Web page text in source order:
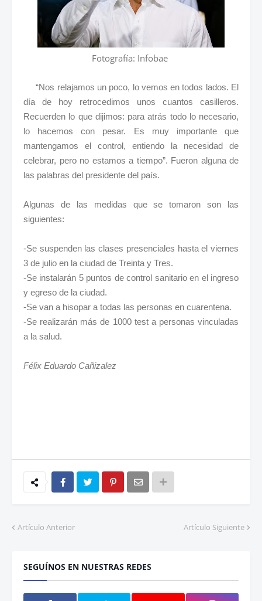
Fotografía: Infobae
“Nos relajamos un poco, lo vemos en todos lados. El
día de hoy retrocedimos unos cuantos casilleros.
Recuerden lo que dijimos: para atrás todo lo necesario,
lo hacemos con pesar. Es muy importante que
mantengamos el control, entiendo la necesidad de
celebrar, pero no estamos a tiempo”. Fueron alguna de
las palabras del presidente del país.
Algunas de las medidas que se tomaron son las
siguientes:
-Se suspenden las clases presenciales hasta el viernes
3 de julio en la ciudad de Treinta y Tres.
-Se instalarán 5 puntos de control sanitario en el ingreso
y egreso de la ciudad.
-Se van a hisopar a todas las personas en cuarentena.
-Se realizarán más de 1000 test a personas vinculadas
a la salud.
Félix Eduardo Cañizalez
Artículo Anterior Artículo Siguiente
SEGUÍNOS EN NUESTRAS REDES